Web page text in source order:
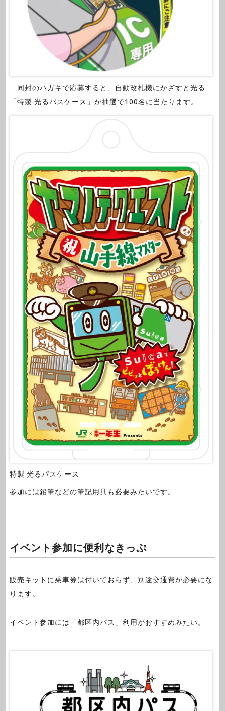
同封のハガキで応募すると、自動改札機にかざすと光る
「特製 光るパスケース」が抽選で100名に当たります。
特製 光るパスケース
参加には鉛筆などの筆記用具も必要みたいです。
イベント参加に便利なきっぷ
販売キットに乗車券は付いておらず、別途交通費が必要にな
ります。
イベント参加には「都区内パス」利用がおすすめみたい。